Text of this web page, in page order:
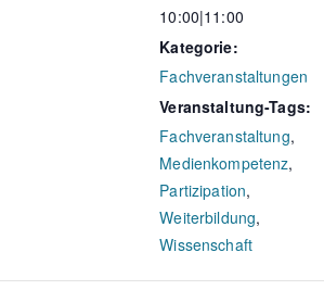
10:00|11:00
Kategorie:
Fachveranstaltungen
Veranstaltung-Tags:
Fachveranstaltung,
Medienkompetenz,
Partizipation,
Weiterbildung,
Wissenschaft